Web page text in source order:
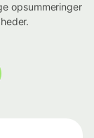
opsummeringer